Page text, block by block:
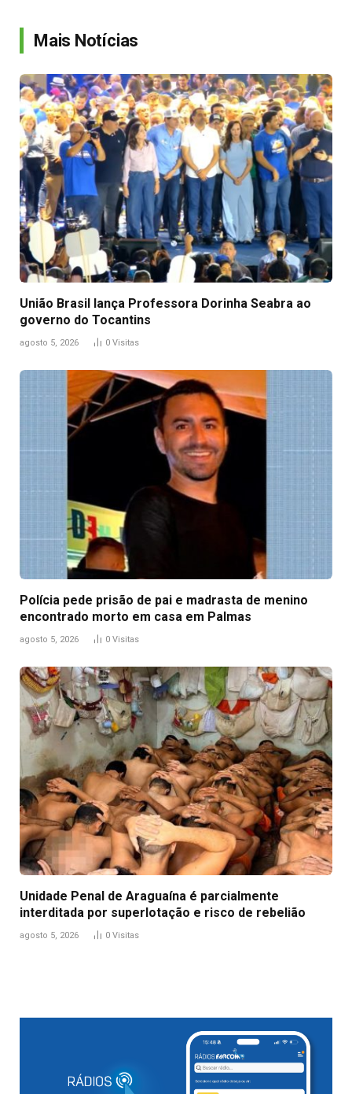
Mais Notícias
União Brasil lança Professora Dorinha Seabra ao
governo do Tocantins
agosto 5, 2026 0 Visitas
Polícia pede prisão de pai e madrasta de menino
encontrado morto em casa em Palmas
agosto 5, 2026 0 Visitas
Unidade Penal de Araguaína é parcialmente
interditada por superlotação e risco de rebelião
agosto 5, 2026 0 Visitas